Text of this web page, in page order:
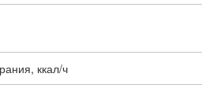
ккал/ч